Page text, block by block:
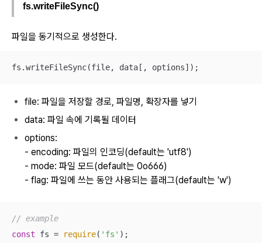
fs.writeFileSync()
파일을 동기적으로 생성한다.
fs.writeFileSync(file, data[, options]);
file: 파일을 저장할 경로, 파일명, 확장자를 넣기
data: 파일 속에 기록될 데이터
options:
- encoding: 파일의 인코딩(default는 'utf8')
- mode: 파일 모드(default는 0o666)
- flag: 파일에 쓰는 동안 사용되는 플래그(default는 'w')
// example
const fs = require( 'fs' );